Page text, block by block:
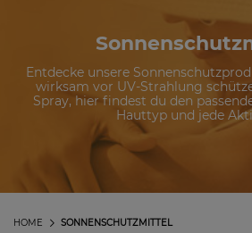
Entdecke unsere
wirksam vor UV-Strahlung
Spray, hier findest du den
Hauttyp und jede
SONNENSCHUTZMITTEL
HOME